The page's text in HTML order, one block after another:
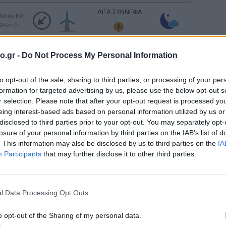
- Do Not Process My Personal Information
opt-out of the sale, sharing to third parties, or processing of your
for targeted advertising by us, please use the below opt-out
selection. Please note that after your opt-out request is processed
interest-based ads based on personal information utilized by us
to third parties prior to your opt-out. You may separately
of your personal information by third parties on the IAB’s list of
This information may also be disclosed by us to third parties on the
Participants that may further disclose it to other third parties.
Data Processing Opt Outs
opt-out of the Sharing of my personal data.
BA
9 Km/h
ΛΙΓΑ ΣΥΝΝΕΦΑ
BA
3 Km/h
BA
16 Km/h
ΚΑΘΑΡΟΣ
BA
Km/h
ΚΑΘΑΡΟΣ
ΒΔ
2026